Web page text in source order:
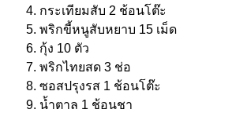
กระเทียมสับ 2 ช้อนโต๊ะ
พริกขี้หนูสับหยาบ 15 เม็ด
กุ้ง 10 ตัว
พริกไทยสด 3 ช่อ
ซอสปรุงรส 1 ช้อนโต๊ะ
น้ำตาล 1 ช้อนชา